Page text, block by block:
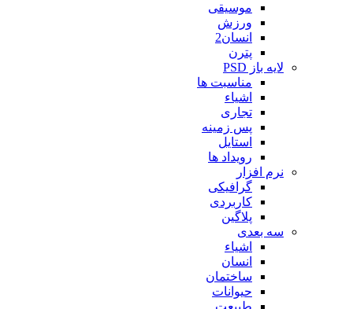
موسیقی
ورزش
انسان2
پترن
لایه باز PSD
مناسبت ها
اشیاء
تجاری
پس زمینه
استایل
رویداد ها
نرم افزار
گرافیکی
کاربردی
پلاگین
سه بعدی
اشیاء
انسان
ساختمان
حیوانات
طبیعت